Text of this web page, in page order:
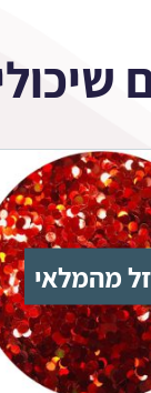
מהמלאי